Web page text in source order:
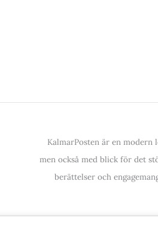
KalmarPosten är en modern
men också med blick för det
berättelser och